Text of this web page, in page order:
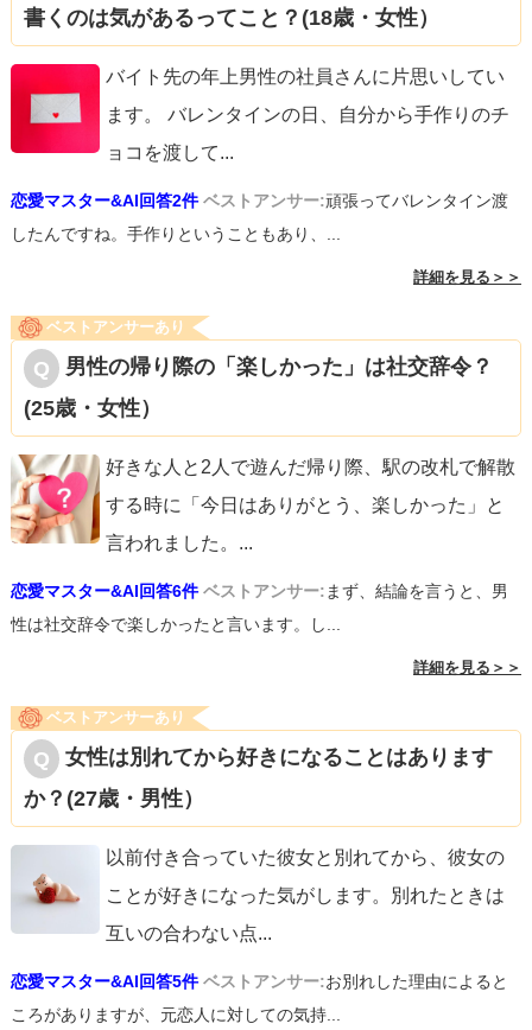
書くのは気があるってこと？(18歳・女性）
バイト先の年上男性の社員さんに片思いしてい
ます。 バレンタインの日、自分から手作りのチ
ョコを渡して...
恋愛マスター&AI回答2件 ベストアンサー:頑張ってバレンタイン渡
したんですね。手作りということもあり、...
詳細を見る＞＞
ベストアンサーあり
男性の帰り際の「楽しかった」は社交辞令？
(25歳・女性）
好きな人と2人で遊んだ帰り際、駅の改札で解散
する時に「今日はありがとう、楽しかった」と
言われました。 ...
恋愛マスター&AI回答6件 ベストアンサー:まず、結論を言うと、男
性は社交辞令で楽しかったと言います。し...
詳細を見る＞＞
ベストアンサーあり
女性は別れてから好きになることはあります
か？(27歳・男性）
以前付き合っていた彼女と別れてから、彼女の
ことが好きになった気がします。別れたときは
互いの合わない点...
恋愛マスター&AI回答5件 ベストアンサー:お別れした理由によると
ころがありますが、元恋人に対しての気持...